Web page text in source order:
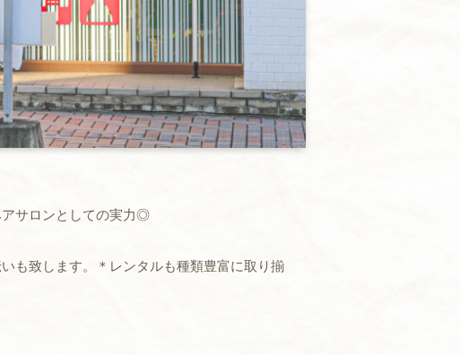
アサロンとしての実力◎
も致します。＊レンタルも種類豊富に取り揃